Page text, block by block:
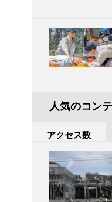
人気のコン
アクセス数